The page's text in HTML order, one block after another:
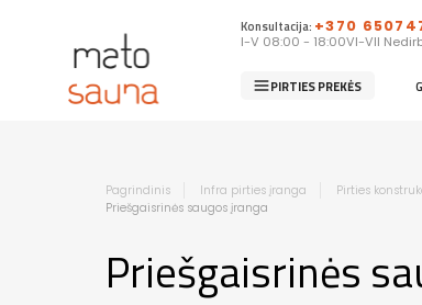
Konsultacija: +370
I-V 08:00 - 18:00VI-VII
PIRTIES PREKĖS
Pagrindinis Infra pirties įranga
Pirties
Priešgaisrinės saugos įranga
Priešgaisrinės